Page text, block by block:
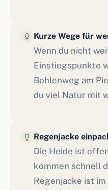
Kurze Wege für
Wenn du nicht
Einstiegspunkte
Bohlenweg am
du viel Natur mit
Regenjacke
Die Heide ist
kommen schnell
Regenjacke ist